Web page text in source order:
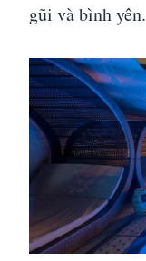
gũi và bình yên.